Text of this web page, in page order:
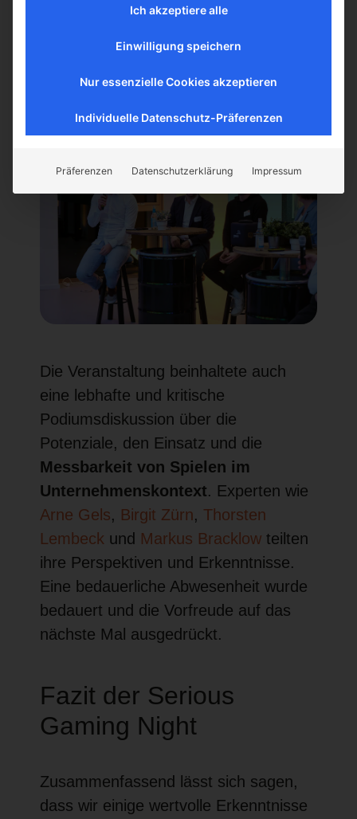
über den Einsatz von
Unternehmenskontext
Die Veranstaltung beinhaltete auch
eine lebhafte und kritische
Podiumsdiskussion über die
Potenziale, den Einsatz und die
Messbarkeit von Spielen im
Unternehmenskontext. Experten wie
Arne Gels, Birgit Zürn, Thorsten
Lembeck und Markus Bracklow teilten
ihre Perspektiven und Erkenntnisse.
Eine bedauerliche Abwesenheit wurde
bedauert und die Vorfreude auf das
nächste Mal ausgedrückt.
Fazit der Serious
Gaming Night
Zusammenfassend lässt sich sagen,
dass wir einige wertvolle Erkenntnisse
Ich akzeptiere alle
Einwilligung speichern
Nur essenzielle Cookies akzeptieren
Individuelle Datenschutz-Präferenzen
Präferenzen Datenschutzerklärung Impressum